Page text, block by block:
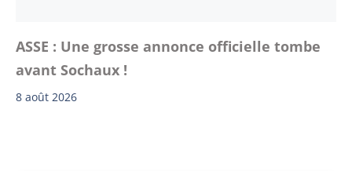
ASSE : Une grosse annonce officielle tombe
avant Sochaux !
8 août 2026